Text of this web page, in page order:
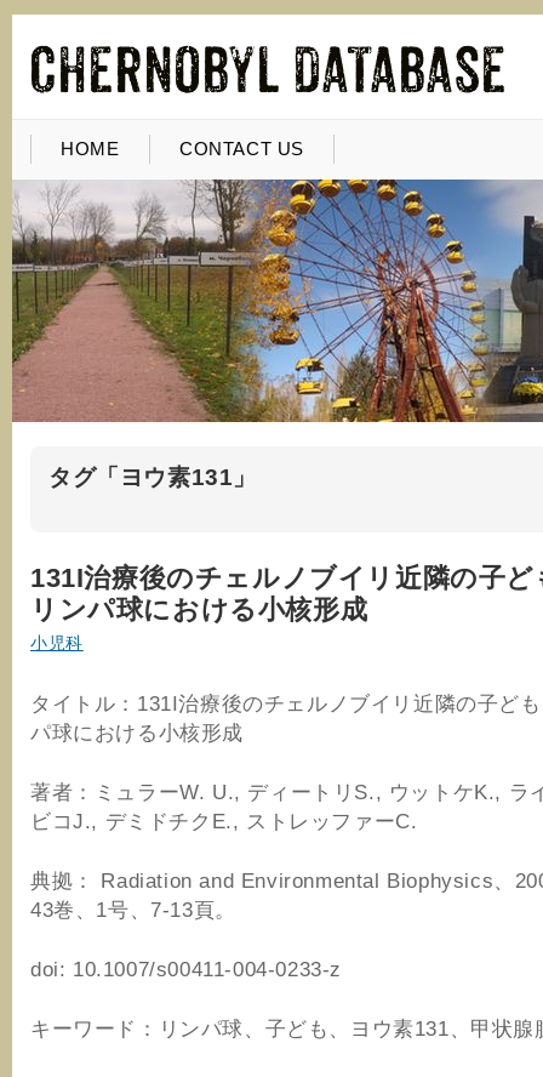
HOME CONTACT US
タグ「ヨウ素131」
131I治療後のチェルノブイリ近隣の子
リンパ球における小核形成
小児科
タイトル：131I治療後のチェルノブイリ近隣の子ど
パ球における小核形成
著者：ミュラーW. U., ディートリS., ウットケK., ラ
ビコJ., デミドチクE., ストレッファーC.
典拠： Radiation and Environmental Biophysics、
43巻、1号、7-13頁。
doi: 10.1007/s00411-004-0233-z
キーワード：リンパ球、子ども、ヨウ素131、甲状腺